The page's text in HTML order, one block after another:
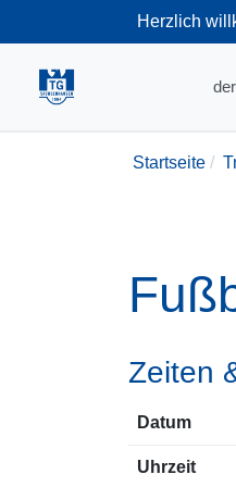
Herzlich
Startseite
Zeiten
Datum
Uhrzeit